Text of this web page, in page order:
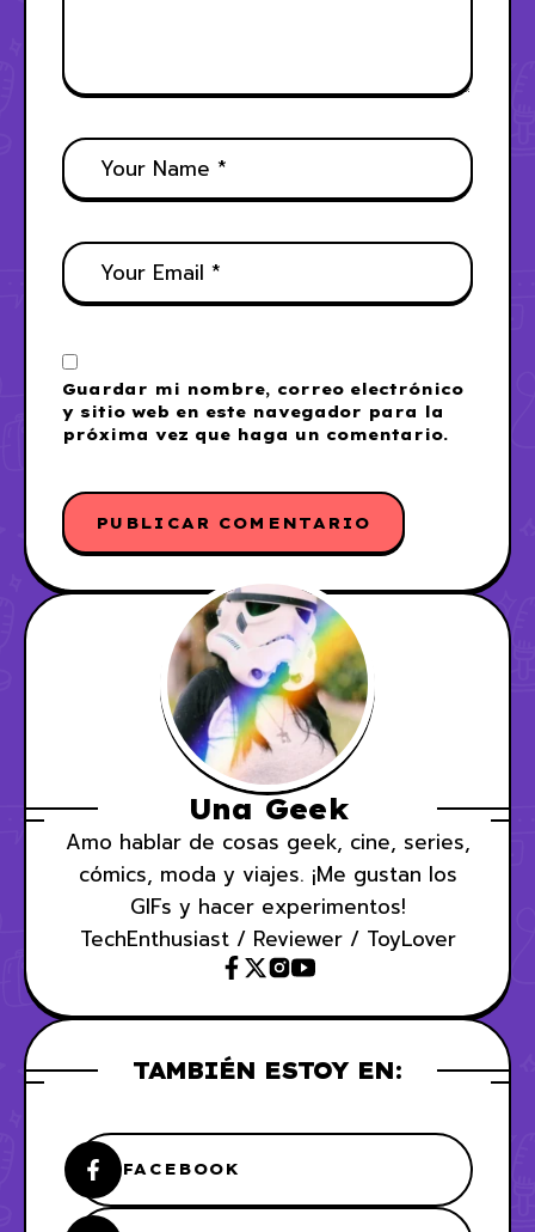
Guardar mi nombre, correo electrónico
y sitio web en este navegador para la
próxima vez que haga un comentario.
Una Geek
Amo hablar de cosas geek, cine, series,
cómics, moda y viajes. ¡Me gustan los
GIFs y hacer experimentos!
TechEnthusiast / Reviewer / ToyLover
TAMBIÉN ESTOY EN:
FACEBOOK